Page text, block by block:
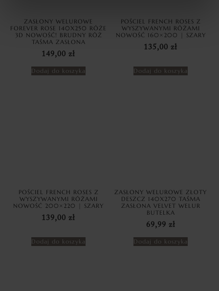
ZASŁONY WELUROWE
FOREVER ROSE 140X250 RÓŻE
3D NOWOŚĆ! BRUDNY RÓŻ
TAŚMA ZASŁONA
149,00 zł
Dodaj do koszyka
POŚCIEL FRENCH ROSES Z
WYSZYWANYMI RÓŻAMI
NOWOŚĆ 160×200 | SZARY
135,00 zł
Dodaj do koszyka
POŚCIEL FRENCH ROSES Z
WYSZYWANYMI RÓŻAMI
NOWOŚĆ 200×220 | SZARY
139,00 zł
Dodaj do koszyka
ZASŁONY WELUROWE ZŁOTY
DESZCZ 140X270 TAŚMA
ZASŁONA VELVET WELUR
BUTELKA
69,99 zł
Dodaj do koszyka